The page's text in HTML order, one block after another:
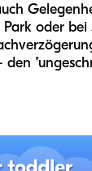
oder bei